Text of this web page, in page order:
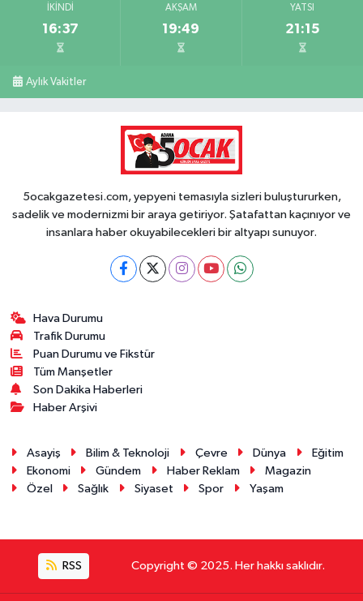
İKINDI
16:37
AKŞAM
19:49
YATSI
21:15
Aylık Vakitler
5ocakgazetesi.com, yepyeni temasıyla sizleri buluştururken,
sadelik ve modernizmi bir araya getiriyor. Şatafattan kaçınıyor ve
insanlara haber okuyabilecekleri bir altyapı sunuyor.
Hava Durumu
Trafik Durumu
Puan Durumu ve Fikstür
Tüm Manşetler
Son Dakika Haberleri
Haber Arşivi
Asayiş Bilim & Teknoloji Çevre Dünya
Eğitim
Ekonomi
Gündem Haber Reklam
Magazin
Özel
Sağlık Siyaset Spor Yaşam
RSS Copyright © 2025. Her hakkı saklıdır.